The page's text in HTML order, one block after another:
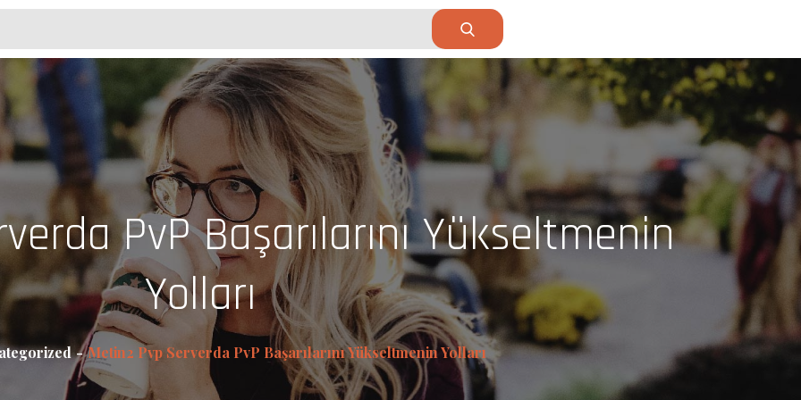
PvP Başarılarını Yükseltmenin
Yolları
Metin2 Pvp Serverda PvP Başarılarını Yükseltmenin Yolları